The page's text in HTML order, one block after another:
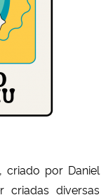
, criado por Daniel
criadas diversas